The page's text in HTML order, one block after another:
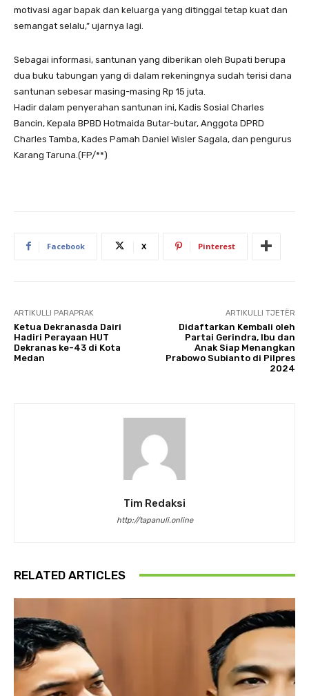
motivasi agar bapak dan keluarga yang ditinggal tetap kuat dan
semangat selalu,” ujarnya lagi.
Sebagai informasi, santunan yang diberikan oleh Bupati berupa
dua buku tabungan yang di dalam rekeningnya sudah terisi dana
santunan sebesar masing-masing Rp 15 juta.
Hadir dalam penyerahan santunan ini, Kadis Sosial Charles
Bancin, Kepala BPBD Hotmaida Butar-butar, Anggota DPRD
Charles Tamba, Kades Pamah Daniel Wisler Sagala, dan pengurus
Karang Taruna.(FP/**)
Facebook X Pinterest
ARTIKULLI PARAPRAK
Ketua Dekranasda Dairi
Hadiri Perayaan HUT
Dekranas ke-43 di Kota
Medan
ARTIKULLI TJETËR
Didaftarkan Kembali oleh
Partai Gerindra, Ibu dan
Anak Siap Menangkan
Prabowo Subianto di Pilpres
2024
Tim Redaksi
http://tapanuli.online
RELATED ARTICLES